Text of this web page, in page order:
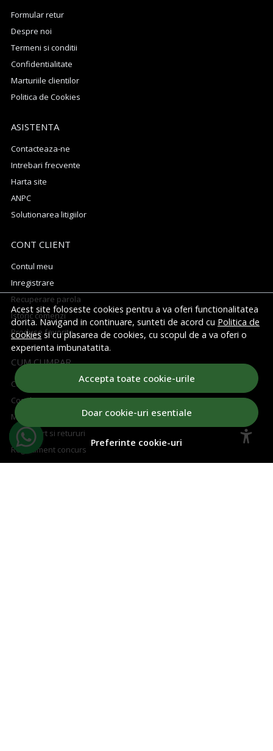
Acest site foloseste cookies pentru a va oferi functionalitatea
dorita. Navigand in continuare, sunteti de acord cu Politica de
cookiessi cu plasarea de cookies, cu scopul de a va oferi o
experienta imbunatatita.
Accepta toate cookie-urile
Doar cookie-uri esentiale
Preferinte cookie-uri
Formular retur
Despre noi
Termeni si conditii
Confidentialitate
Marturiile clientilor
Politica de Cookies
ASISTENTA
Contacteaza-ne
Intrebari frecvente
Harta site
ANPC
Solutionarea litigiilor
CONT CLIENT
Contul meu
Inregistrare
Recuperare parola
Istoric comenzi
Produse favorite
CUM CUMPAR
Cum cumpar
Cosul meu
Metode de plata
Transport si retururi
Regulament concurs